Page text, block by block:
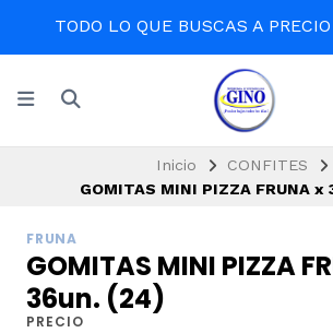
TODO LO QUE BUSCAS A
Inicio
CONFITES
GOMITAS MINI PIZZA FRUNA x
FRUNA
GOMITAS MINI PIZZA
36un. (24)
PRECIO